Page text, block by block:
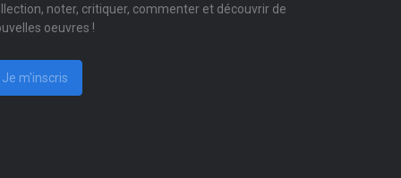
noter, critiquer, commenter et découvrir de
oeuvres !
Je m'inscris